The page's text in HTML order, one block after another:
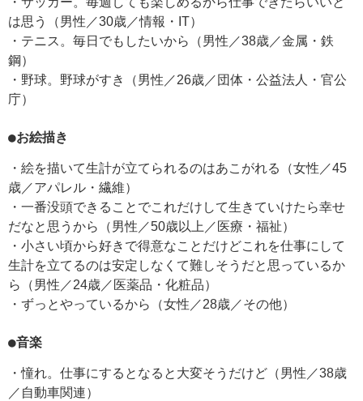
は思う（男性／30歳／情報・IT）
・テニス。毎日でもしたいから（男性／38歳／金属・鉄
鋼）
・野球。野球がすき（男性／26歳／団体・公益法人・官公
庁）
●お絵描き
・絵を描いて生計が立てられるのはあこがれる（女性／45
歳／アパレル・繊維）
・一番没頭できることでこれだけして生きていけたら幸せ
だなと思うから（男性／50歳以上／医療・福祉）
・小さい頃から好きで得意なことだけどこれを仕事にして
生計を立てるのは安定しなくて難しそうだと思っているか
ら（男性／24歳／医薬品・化粧品）
・ずっとやっているから（女性／28歳／その他）
●音楽
・憧れ。仕事にするとなると大変そうだけど（男性／38歳
／自動車関連）